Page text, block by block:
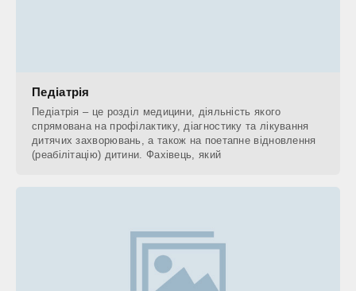
Педіатрія
Педіатрія – це розділ медицини, діяльність якого
спрямована на профілактику, діагностику та лікування
дитячих захворювань, а також на поетапне відновлення
(реабілітацію) дитини. Фахівець, який